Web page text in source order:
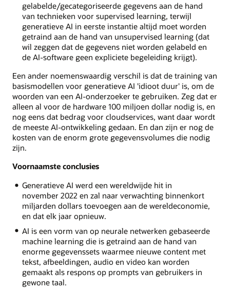
gelabelde/gecategoriseerde gegevens aan de hand
van technieken voor supervised learning, terwijl
generatieve AI in eerste instantie altijd moet worden
getraind aan de hand van unsupervised learning (dat
wil zeggen dat de gegevens niet worden gelabeld en
de AI-software geen expliciete begeleiding krijgt).
Een ander noemenswaardig verschil is dat de training van
basismodellen voor generatieve AI 'idioot duur' is, om de
woorden van een AI-onderzoeker te gebruiken. Zeg dat er
alleen al voor de hardware 100 miljoen dollar nodig is, en
nog eens dat bedrag voor cloudservices, want daar wordt
de meeste AI-ontwikkeling gedaan. En dan zijn er nog de
kosten van de enorm grote gegevensvolumes die nodig
zijn.
Voornaamste conclusies
Generatieve AI werd een wereldwijde hit in
november 2022 en zal naar verwachting binnenkort
miljarden dollars toevoegen aan de wereldeconomie,
en dat elk jaar opnieuw.
AI is een vorm van op neurale netwerken gebaseerde
machine learning die is getraind aan de hand van
enorme gegevenssets waarmee nieuwe content met
tekst, afbeeldingen, audio en video kan worden
gemaakt als respons op prompts van gebruikers in
gewone taal.